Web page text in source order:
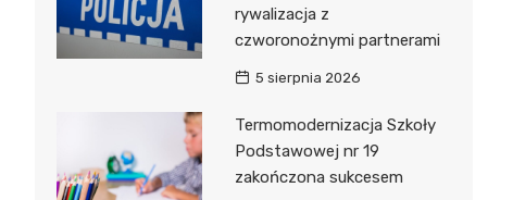
rywalizacja z
czworonożnymi partnerami
5 sierpnia 2026
Termomodernizacja Szkoły
Podstawowej nr 19
zakończona sukcesem